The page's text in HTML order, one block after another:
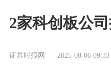
2家科创板公
证券时报网 2025-08-06 09:33